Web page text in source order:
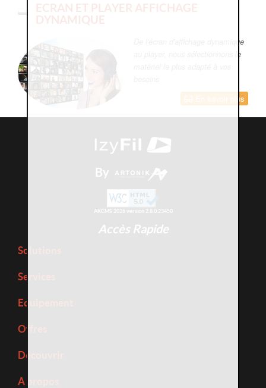
ECRAN ET PLAYER AFFICHAGE
DYNAMIQUE
De l'écran d'affichage dynamique
au player, nous sélectionnons le
En savoir plus
By
AKCMS 2026 version 2.8.0.23450
Accès Rapide
Solutions
Services
Equipement
Offres
Découvrir
A propos